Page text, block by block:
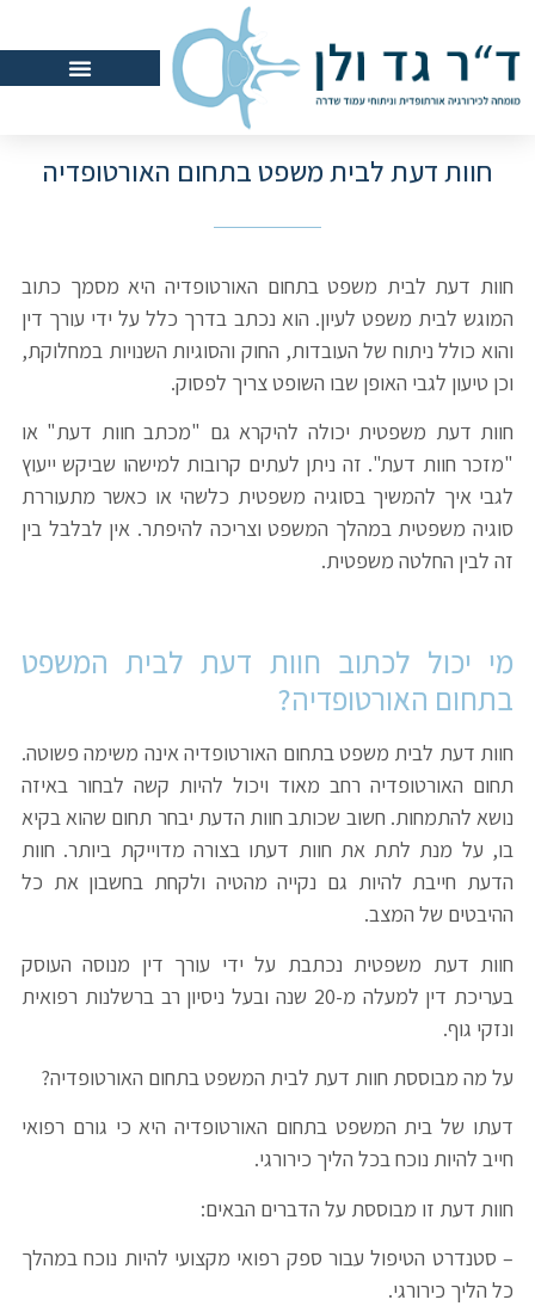
חוות דעת לבית משפט בתחום האורטופדיה
חוות דעת לבית משפט בתחום האורטופדיה היא מסמך כתוב
המוגש לבית משפט לעיון. הוא נכתב בדרך כלל על ידי עורך דין
והוא כולל ניתוח של העובדות, החוק והסוגיות השנויות במחלוקת,
וכן טיעון לגבי האופן שבו השופט צריך לפסוק.
חוות דעת משפטית יכולה להיקרא גם "מכתב חוות דעת" או
"מזכר חוות דעת". זה ניתן לעתים קרובות למישהו שביקש ייעוץ
לגבי איך להמשיך בסוגיה משפטית כלשהי או כאשר מתעוררת
סוגיה משפטית במהלך המשפט וצריכה להיפתר. אין לבלבל בין
זה לבין החלטה משפטית.
מי יכול לכתוב חוות דעת לבית המשפט
בתחום האורטופדיה?
חוות דעת לבית משפט בתחום האורטופדיה אינה משימה פשוטה.
תחום האורטופדיה רחב מאוד ויכול להיות קשה לבחור באיזה
נושא להתמחות. חשוב שכותב חוות הדעת יבחר תחום שהוא בקיא
בו, על מנת לתת את חוות דעתו בצורה מדוייקת ביותר. חוות
הדעת חייבת להיות גם נקייה מהטיה ולקחת בחשבון את כל
ההיבטים של המצב.
חוות דעת משפטית נכתבת על ידי עורך דין מנוסה העוסק
בעריכת דין למעלה מ-20 שנה ובעל ניסיון רב ברשלנות רפואית
ונזקי גוף.
על מה מבוססת חוות דעת לבית המשפט בתחום האורטופדיה?
דעתו של בית המשפט בתחום האורטופדיה היא כי גורם רפואי
חייב להיות נוכח בכל הליך כירורגי.
חוות דעת זו מבוססת על הדברים הבאים:
– סטנדרט הטיפול עבור ספק רפואי מקצועי להיות נוכח במהלך
כל הליך כירורגי.